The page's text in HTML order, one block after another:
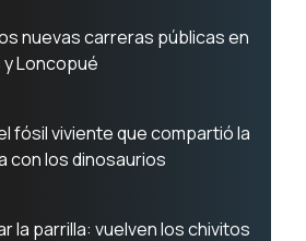
nuevas carreras públicas en
y Loncopué
fósil viviente que compartió la
con los dinosaurios
la parrilla: vuelven los chivitos